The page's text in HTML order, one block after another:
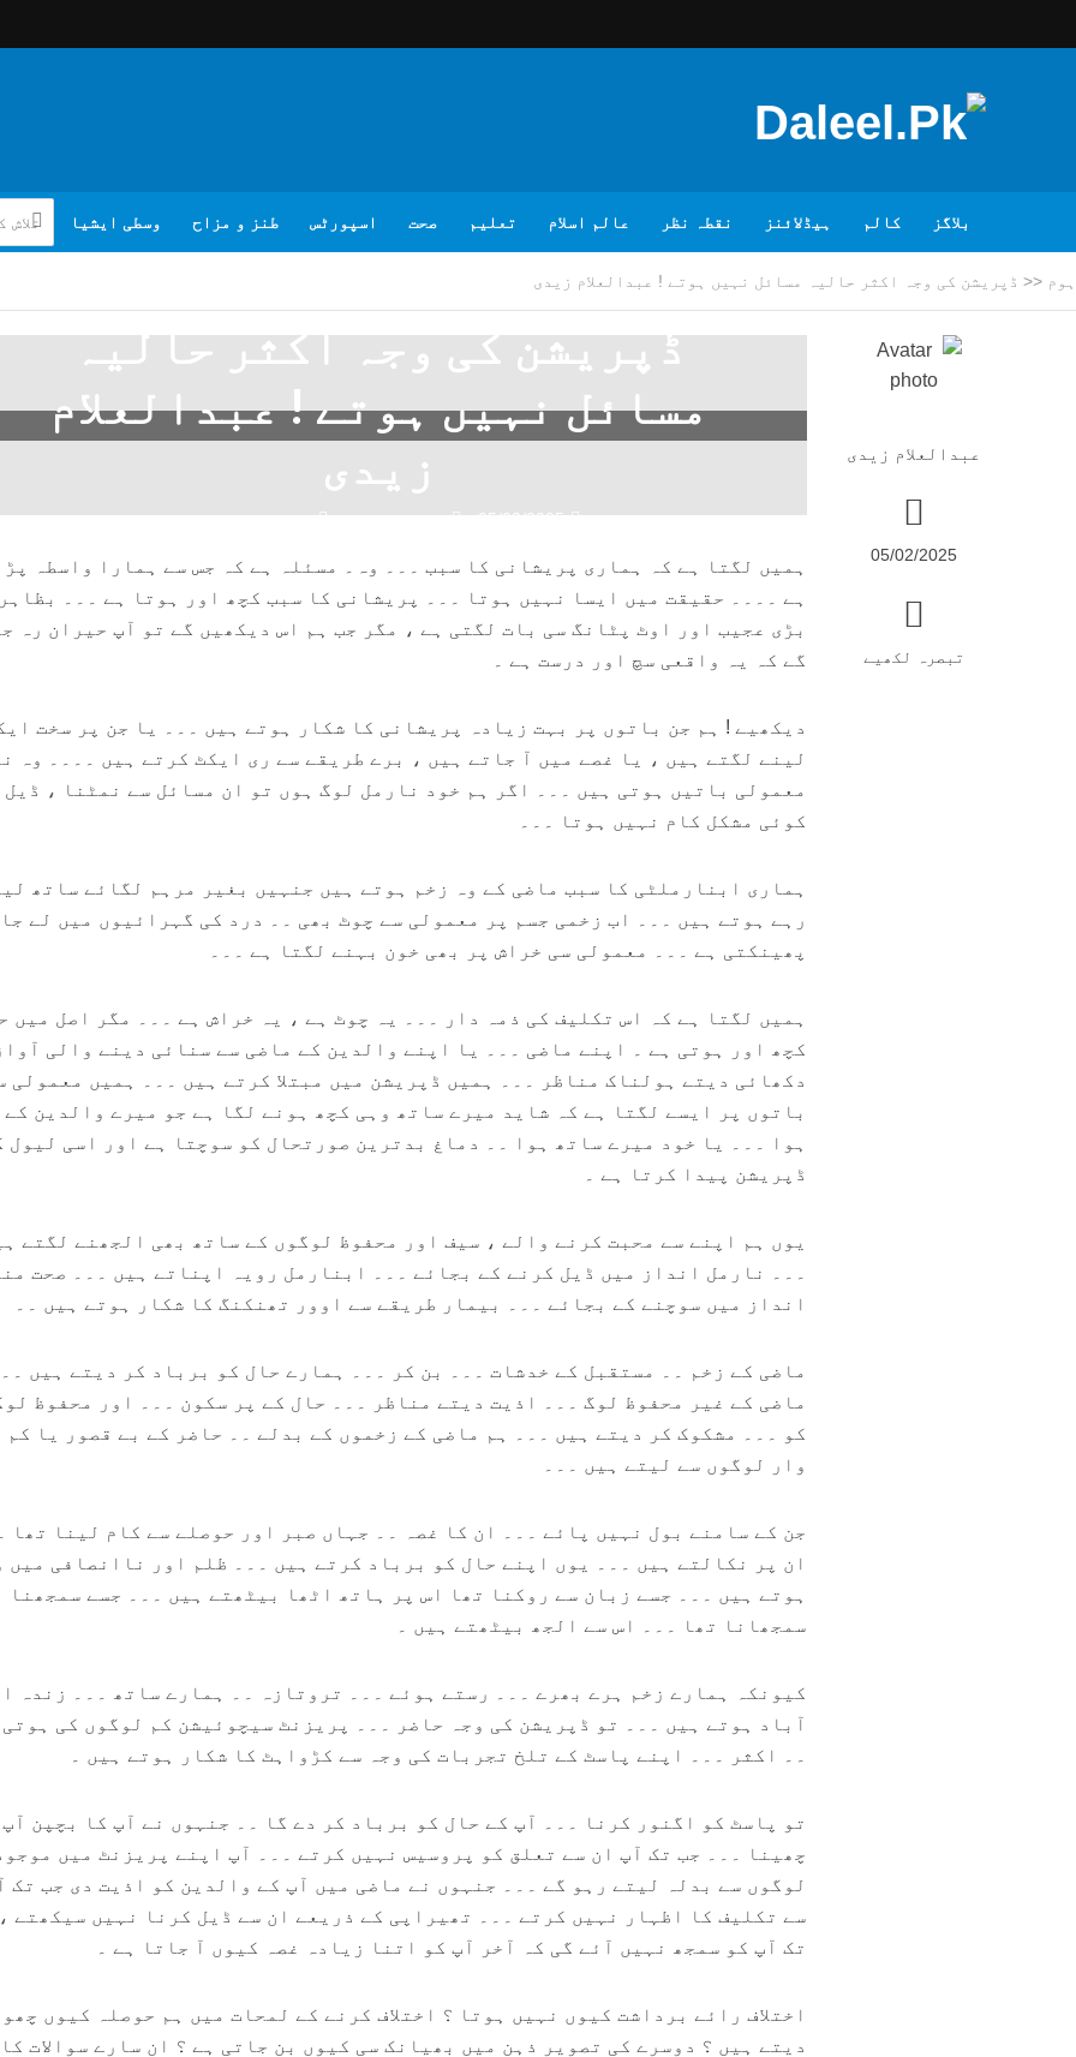
بلاگز کالم ہیڈلائنز نقطہ نظر عالم اسلام تعلیم صحت اسپورٹس طنز و مزاح وسطی ایشیا
ہوم << ڈپریشن کی وجہ اکثر حالیہ مسائل نہیں ہوتے ! عبدالعلام زیدی
عبدالعلام زیدی
05/02/2025
تبصرہ لکھیے
ڈپریشن کی وجہ اکثر حالیہ
مسائل نہیں ہوتے ! عبدالعلام
زیدی
05/02/2025 تبصرہ لکھیے عبدالعلام زیدی
ہمیں لگتا ہے کہ ہماری پریشانی کا سبب ۔۔۔ وہ۔ مسئلہ ہے کہ جس سے ہمارا واسطہ پڑ
ہے ۔۔۔۔ حقیقت میں ایسا نہیں ہوتا ۔۔۔ پریشانی کا سبب کچھ اور ہوتا ہے ۔۔۔ بظاہر
بڑی عجیب اور اوٹ پٹانگ سی بات لگتی ہے ، مگر جب ہم اس دیکھیں گے تو آپ حیران رہ
گے کہ یہ واقعی سچ اور درست ہے ۔
دیکھیے ! ہم جن باتوں پر بہت زیادہ پریشانی کا شکار ہوتے ہیں ۔۔۔ یا جن پر سخت
لینے لگتے ہیں ، یا غصے میں آ جاتے ہیں ، برے طریقے سے ری ایکٹ کرتے ہیں ۔۔۔۔ وہ
معمولی باتیں ہوتی ہیں ۔۔۔ اگر ہم خود نارمل لوگ ہوں تو ان مسائل سے نمٹنا ، ڈیل
کوئی مشکل کام نہیں ہوتا ۔۔۔
ہماری ابنارملٹی کا سبب ماضی کے وہ زخم ہوتے ہیں جنہیں بغیر مرہم لگائے ساتھ
رہے ہوتے ہیں ۔۔۔ اب زخمی جسم پر معمولی سے چوٹ بھی ۔۔ درد کی گہرائیوں میں لے جا
پھینکتی ہے ۔۔۔ معمولی سی خراش پر بھی خون بہنے لگتا ہے ۔۔۔
ہمیں لگتا ہے کہ اس تکلیف کی ذمہ دار ۔۔۔ یہ چوٹ ہے ، یہ خراش ہے ۔۔۔ مگر اصل میں
کچھ اور ہوتی ہے ۔ اپنے ماضی ۔۔۔ یا اپنے والدین کے ماضی سے سنائی دینے والی
دکھائی دیتے ہولناک مناظر ۔۔۔ ہمیں ڈپریشن میں مبتلا کرتے ہیں ۔۔۔ ہمیں معمولی
باتوں پر ایسے لگتا ہے کہ شاید میرے ساتھ وہی کچھ ہونے لگا ہے جو میرے والدین کے
ہوا ۔۔۔ یا خود میرے ساتھ ہوا ۔۔ دماغ بدترین صورتحال کو سوچتا ہے اور اسی لیول
ڈپریشن پیدا کرتا ہے ۔
یوں ہم اپنے سے محبت کرنے والے ، سیف اور محفوظ لوگوں کے ساتھ بھی الجھنے لگتے
۔۔۔ نارمل انداز میں ڈیل کرنے کے بجائے ۔۔۔ ابنارمل رویہ اپناتے ہیں ۔۔۔ صحت
انداز میں سوچنے کے بجائے ۔۔۔ بیمار طریقے سے اوور تھنکنگ کا شکار ہوتے ہیں ۔۔
ماضی کے زخم ۔۔ مستقبل کے خدشات ۔۔۔ بن کر ۔۔۔ ہمارے حال کو برباد کر دیتے ہیں
ماضی کے غیر محفوظ لوگ ۔۔۔ اذیت دیتے مناظر ۔۔۔ حال کے پر سکون ۔۔۔ اور محفوظ
کو ۔۔۔ مشکوک کر دیتے ہیں ۔۔۔ ہم ماضی کے زخموں کے بدلے ۔۔ حاضر کے بے قصور یا کم
وار لوگوں سے لیتے ہیں ۔۔۔
جن کے سامنے بول نہیں پائے ۔۔۔ ان کا غصہ ۔۔ جہاں صبر اور حوصلے سے کام لینا تھا
ان پر نکالتے ہیں ۔۔۔ یوں اپنے حال کو برباد کرتے ہیں ۔۔۔ ظلم اور ناانصافی میں
ہوتے ہیں ۔۔۔ جسے زبان سے روکنا تھا اس پر ہاتھ اٹھا بیٹھتے ہیں ۔۔۔ جسے سمجھنا
سمجھانا تھا ۔۔۔ اس سے الجھ بیٹھتے ہیں ۔
کیونکہ ہمارے زخم ہرے بھرے ۔۔۔ رستے ہوئے ۔۔۔ تروتازہ ۔۔ ہمارے ساتھ ۔۔۔ زندہ
آباد ہوتے ہیں ۔۔۔ تو ڈپریشن کی وجہ حاضر ۔۔۔ پریزنٹ سیچوئیشن کم لوگوں کی ہوتی
۔۔ اکثر ۔۔۔ اپنے پاسٹ کے تلخ تجربات کی وجہ سے کڑواہٹ کا شکار ہوتے ہیں ۔
تو پاسٹ کو اگنور کرنا ۔۔۔ آپ کے حال کو برباد کر دے گا ۔۔ جنہوں نے آپ کا بچپن آپ
چھینا ۔۔۔ جب تک آپ ان سے تعلق کو پروسیس نہیں کرتے ۔۔۔ آپ اپنے پریزنٹ میں
لوگوں سے بدلہ لیتے رہو گے ۔۔۔ جنہوں نے ماضی میں آپ کے والدین کو اذیت دی جب تک
سے تکلیف کا اظہار نہیں کرتے ۔۔۔ تھیراپی کے ذریعے ان سے ڈیل کرنا نہیں سیکھتے
تک آپ کو سمجھ نہیں آئے گی کہ آخر آپ کو اتنا زیادہ غصہ کیوں آ جاتا ہے ۔
اختلاف رائے برداشت کیوں نہیں ہوتا ؟ اختلاف کرنے کے لمحات میں ہم حوصلہ کیوں
دیتے ہیں ؟ دوسرے کی تصویر ذہن میں بھیانک سی کیوں بن جاتی ہے ؟ ان سارے سوالات کا